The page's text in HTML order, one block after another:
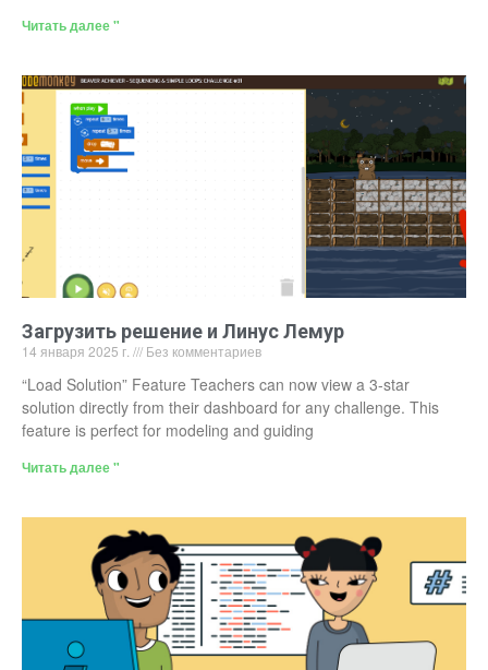
Читать далее "
Загрузить решение и Линус Лемур
14 января 2025 г. Без комментариев
“Load Solution” Feature Teachers can now view a 3-star
solution directly from their dashboard for any challenge. This
feature is perfect for modeling and guiding
Читать далее "